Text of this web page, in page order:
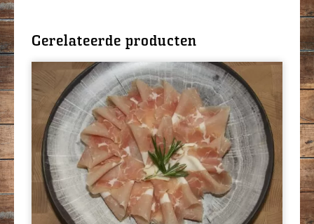
Gerelateerde producten